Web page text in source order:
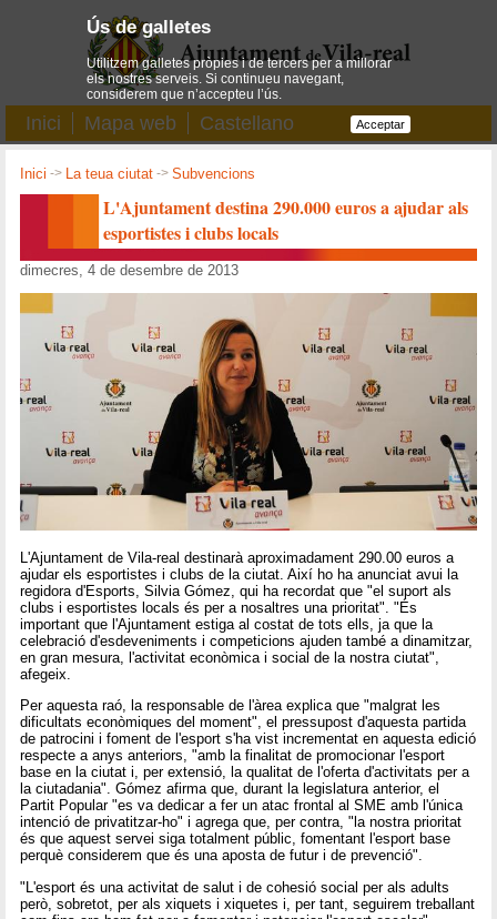
Inici Mapa web Castellano
Inici -> La teua ciutat ->Subvencions
L'Ajuntament destina 290.000 euros a ajudar als
esportistes i clubs locals
dimecres, 4 de desembre de 2013
L'Ajuntament de Vila-real destinarà aproximadament 290.00 euros a
ajudar els esportistes i clubs de la ciutat. Així ho ha anunciat avui la
regidora d'Esports, Silvia Gómez, qui ha recordat que "el suport als
clubs i esportistes locals és per a nosaltres una prioritat". "És
important que l'Ajuntament estiga al costat de tots ells, ja que la
celebració d'esdeveniments i competicions ajuden també a dinamitzar,
en gran mesura, l'activitat econòmica i social de la nostra ciutat",
afegeix.
Per aquesta raó, la responsable de l'àrea explica que "malgrat les
dificultats econòmiques del moment", el pressupost d'aquesta partida
de patrocini i foment de l'esport s'ha vist incrementat en aquesta edició
respecte a anys anteriors, "amb la finalitat de promocionar l'esport
base en la ciutat i, per extensió, la qualitat de l'oferta d'activitats per a
la ciutadania". Gómez afirma que, durant la legislatura anterior, el
Partit Popular "es va dedicar a fer un atac frontal al SME amb l'única
intenció de privatitzar-ho" i agrega que, per contra, "la nostra prioritat
és que aquest servei siga totalment públic, fomentant l'esport base
perquè considerem que és una aposta de futur i de prevenció".
"L'esport és una activitat de salut i de cohesió social per als adults
però, sobretot, per als xiquets i xiquetes i, per tant, seguirem treballant
Ús de galletes
Utilitzem galletes pròpies i de tercers per a millorar
els nostres serveis. Si continueu navegant,
considerem que n’accepteu l’ús.
Acceptar